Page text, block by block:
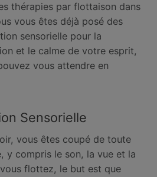
thérapies par flottaison dans
vous êtes déjà posé des
sensorielle pour la
et le calme de votre esprit,
vous attendre en
Sensorielle
vous êtes coupé de toute
y compris le son, la vue et la
flottez, le but est que